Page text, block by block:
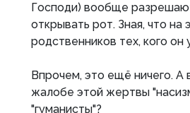
Господи) вообще
открывать рот. Зная, что
родственников тех, кого он
Впрочем, это ещё ничего.
жалобе этой жертвы
"гуманисты"?